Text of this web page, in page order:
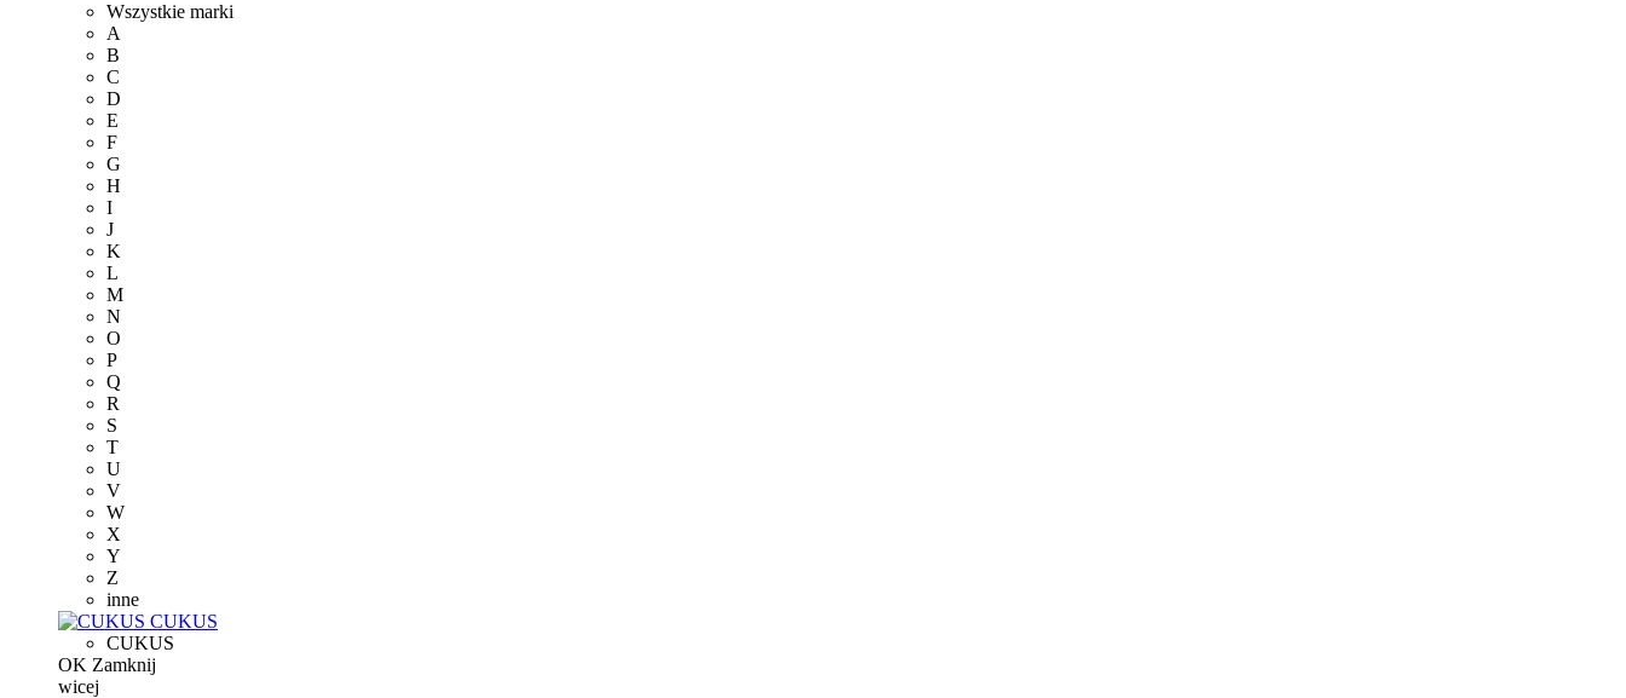
Wszystkie marki
A
B
C
D
E
F
G
H
I
J
K
L
M
N
O
P
Q
R
S
T
U
V
W
X
Y
Z
inne
CUKUS
CUKUS
OK Zamknij
wicej